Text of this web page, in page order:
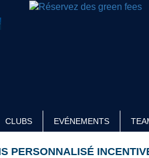
CLUBS EVÉNEMENTS
PERSONNALISÉ